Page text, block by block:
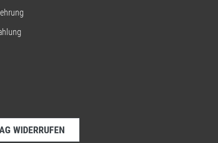
WIDERRUFEN